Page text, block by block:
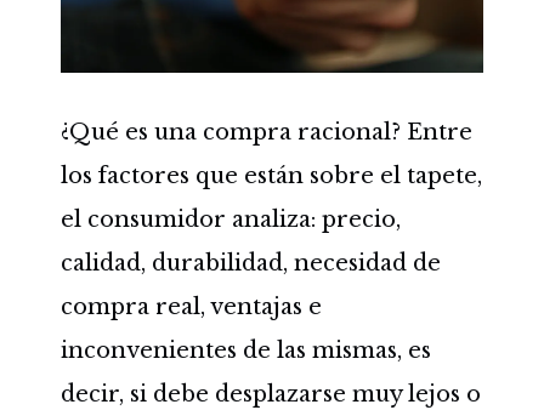
¿Qué es una compra racional? Entre
los factores que están sobre el tapete,
el consumidor analiza: precio,
calidad, durabilidad, necesidad de
compra real, ventajas e
inconvenientes de las mismas, es
decir, si debe desplazarse muy lejos o